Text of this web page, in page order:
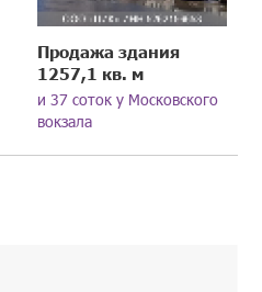
Продажа здания
1257,1 кв. м
и 37 соток у Московского
вокзала